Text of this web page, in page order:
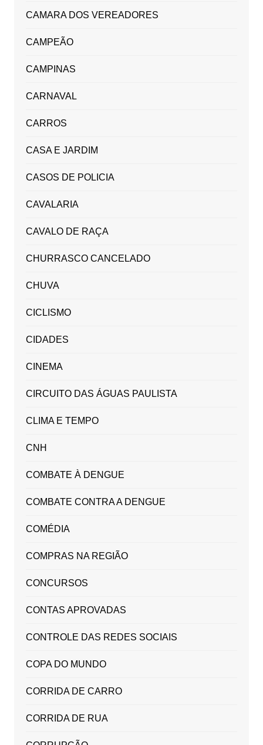
CAMARA DOS VEREADORES
CAMPEÃO
CAMPINAS
CARNAVAL
CARROS
CASA E JARDIM
CASOS DE POLICIA
CAVALARIA
CAVALO DE RAÇA
CHURRASCO CANCELADO
CHUVA
CICLISMO
CIDADES
CINEMA
CIRCUITO DAS ÁGUAS PAULISTA
CLIMA E TEMPO
CNH
COMBATE À DENGUE
COMBATE CONTRA A DENGUE
COMÉDIA
COMPRAS NA REGIÃO
CONCURSOS
CONTAS APROVADAS
CONTROLE DAS REDES SOCIAIS
COPA DO MUNDO
CORRIDA DE CARRO
CORRIDA DE RUA